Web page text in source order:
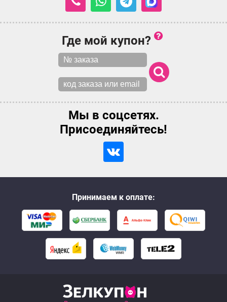
Где мой купон?
Мы в соцсетях.
Присоединяйтесь!
Принимаем к оплате: